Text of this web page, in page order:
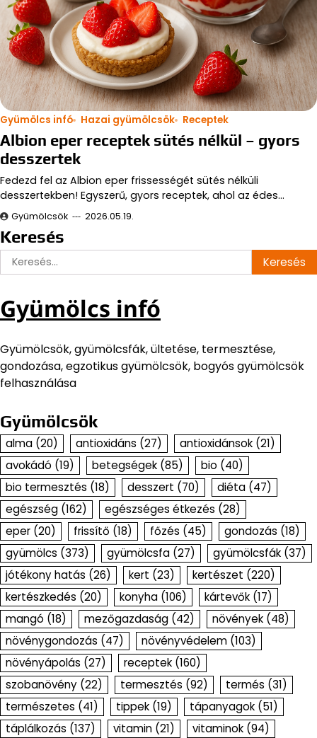
Gyümölcs infó Hazai gyümölcsök Receptek
Albion eper receptek sütés nélkül – gyors
desszertek
Fedezd fel az Albion eper frissességét sütés nélküli
desszertekben! Egyszerű, gyors receptek, ahol az édes…
Gyümölcsök 2026.05.19.
Keresés
Keresés:
Gyümölcs infó
Gyümölcsök, gyümölcsfák, ültetése, termesztése,
gondozása, egzotikus gyümölcsök, bogyós gyümölcsök
felhasználása
Gyümölcsök
alma (20) antioxidáns (27) antioxidánsok (21)
avokádó (19) betegségek (85) bio (40)
bio termesztés (18) desszert (70) diéta (47)
egészség (162) egészséges étkezés (28)
eper (20) frissítő (18) főzés (45) gondozás (18)
gyümölcs (373) gyümölcsfa (27) gyümölcsfák (37)
jótékony hatás (26) kert (23) kertészet (220)
kertészkedés (20) konyha (106) kártevők (17)
mangó (18) mezőgazdaság (42) növények (48)
növénygondozás (47) növényvédelem (103)
növényápolás (27) receptek (160)
szobanövény (22) termesztés (92) termés (31)
természetes (41) tippek (19) tápanyagok (51)
táplálkozás (137) vitamin (21) vitaminok (94)